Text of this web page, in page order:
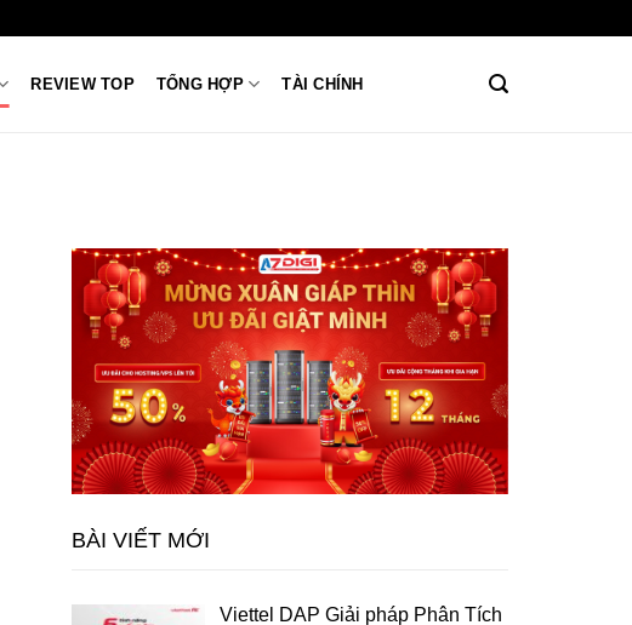
REVIEW TOP TỔNG HỢP TÀI CHÍNH
BÀI VIẾT MỚI
Viettel DAP Giải pháp Phân Tích